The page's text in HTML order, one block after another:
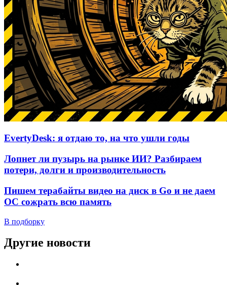
EvertyDesk: я отдаю то, на что ушли годы
Лопнет ли пузырь на рынке ИИ? Разбираем
потери, долги и производительность
Пишем терабайты видео на диск в Go и не даем
ОС сожрать всю память
В подборку
Другие новости